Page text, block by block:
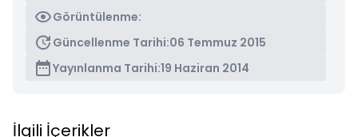
Görüntülenme:
Güncellenme Tarihi:06 Temmuz 2015
Yayınlanma Tarihi:19 Haziran 2014
İlgili İçerikler